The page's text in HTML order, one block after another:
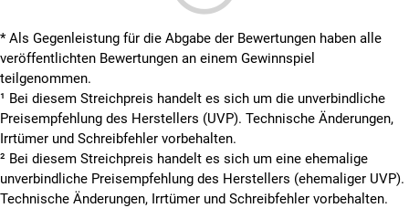
* Als Gegenleistung für die Abgabe der Bewertungen haben alle
veröffentlichten Bewertungen an einem Gewinnspiel
teilgenommen.
¹ Bei diesem Streichpreis handelt es sich um die unverbindliche
Preisempfehlung des Herstellers (UVP). Technische Änderungen,
Irrtümer und Schreibfehler vorbehalten.
² Bei diesem Streichpreis handelt es sich um eine ehemalige
unverbindliche Preisempfehlung des Herstellers (ehemaliger UVP).
Technische Änderungen, Irrtümer und Schreibfehler vorbehalten.